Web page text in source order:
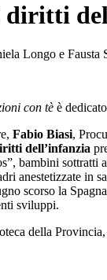
diritti
Longo e Fausta
con tè è
Fabio Biasi,
dell’infanzia
bambini
anestetizzate in
scorso la
sviluppi.
della